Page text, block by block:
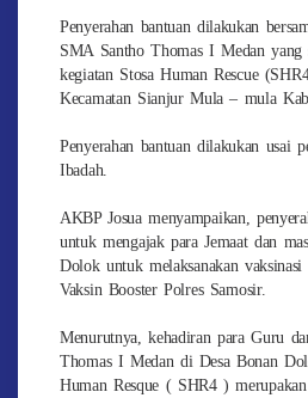
Penyerahan bantuan dilakukan
SMA Santho Thomas I Medan yang
kegiatan Stosa Human Rescue
Kecamatan Sianjur Mula – mula
Penyerahan bantuan dilakukan usai
Ibadah.
AKBP Josua menyampaikan,
untuk mengajak para Jemaat dan
Dolok untuk melaksanakan
Vaksin Booster Polres Samosir.
Menurutnya, kehadiran para Guru
Thomas I Medan di Desa Bonan
Human Resque ( SHR4 )